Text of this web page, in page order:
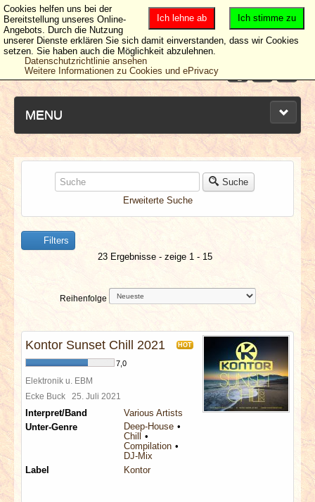
MENU
NEUESTE ARTIKEL
NEWS & DATES
BERICHTE
VERLOSUNGEN
SPECIALS
REDAKTION
LINKS
ARCHIV
Suche
Erweiterte Suche
Filters
23 Ergebnisse - zeige 1 - 15
Reihenfolge
Kontor Sunset Chill 2021 HOT
7,0
Elektronik u. EBM
Ecke Buck 25. Juli 2021
Interpret/Band
Various Artists
Unter-Genre
Deep-House
Chill
Compilation
DJ-Mix
Label
Kontor
Ich stimme zu
Ich lehne ab
Cookies helfen uns bei der
Bereitstellung unseres Online-
Angebots. Durch die Nutzung
unserer Dienste erklären Sie sich damit einverstanden, dass wir Cookies
setzen. Sie haben auch die Möglichkeit abzulehnen.
Datenschutzrichtlinie ansehen
Weitere Informationen zu Cookies und ePrivacy